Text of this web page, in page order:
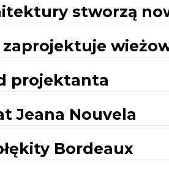
stworzą
projektanta
Jeana Nouvela
Bordeaux